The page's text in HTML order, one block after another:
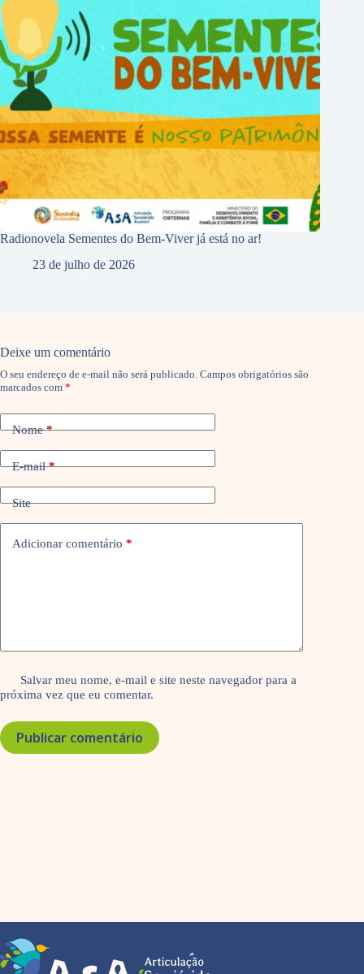
Radionovela Sementes do Bem-Viver já está no ar!
23 de julho de 2026
Deixe um comentário
O seu endereço de e-mail não será publicado. Campos obrigatórios são
marcados com *
Nome*
E-mail*
Site
Adicionar comentário *
Salvar meu nome, e-mail e site neste navegador para a
próxima vez que eu comentar.
Publicar comentário